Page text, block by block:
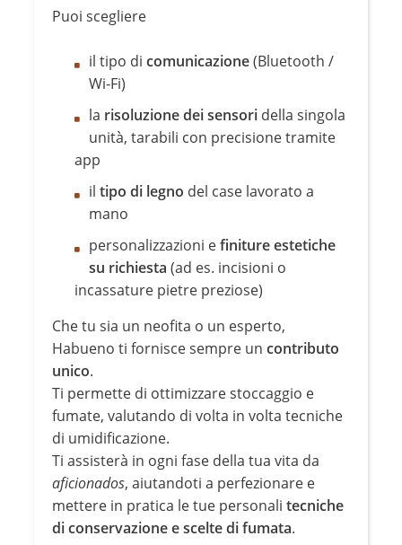
Puoi scegliere
il tipo di comunicazione(Bluetooth /
Wi-Fi)
la risoluzione dei sensori della singola
unità, tarabili con precisione tramite
app
il tipo di legno del case lavorato a
mano
personalizzazioni efiniture estetiche
su richiesta (ad es. incisioni o
incassature pietre preziose)
Che tu sia un neofita o un esperto,
Habueno ti fornisce sempre un contributo
unico.
Ti permette di ottimizzare stoccaggio e
fumate, valutando di volta in volta tecniche
di umidificazione.
Ti assisterà in ogni fase della tua vita da
aficionados, aiutandoti a perfezionare e
mettere in pratica le tue personali tecniche
di conservazione e scelte di fumata.